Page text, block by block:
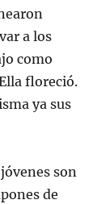
a los
como
floreció.
ya sus
son
de